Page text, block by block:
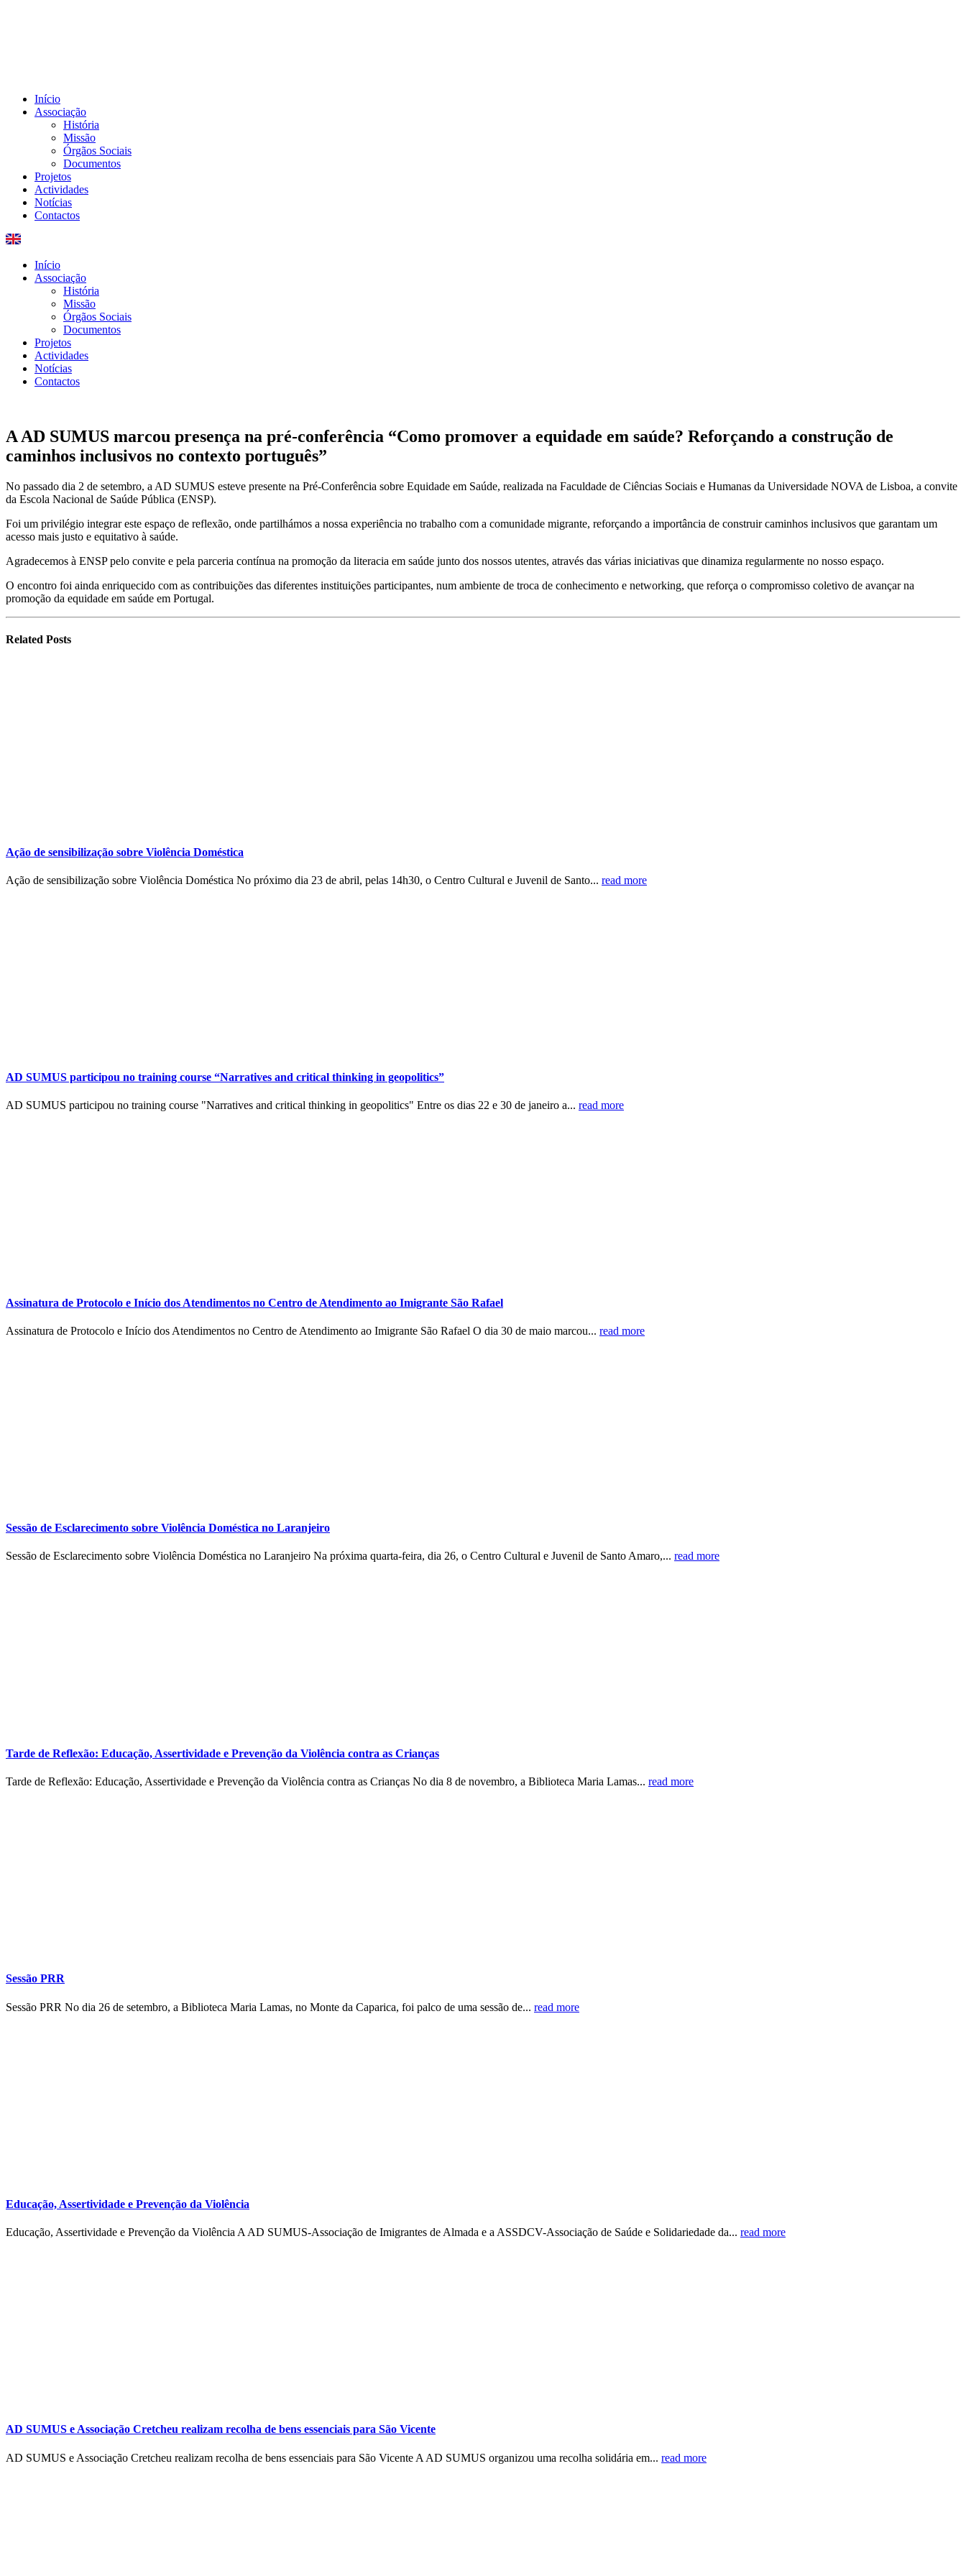
Início
Associação
História
Missão
Órgãos Sociais
Documentos
Projetos
Actividades
Notícias
Contactos
Início
Associação
História
Missão
Órgãos Sociais
Documentos
Projetos
Actividades
Notícias
Contactos
A AD SUMUS marcou presença na pré-conferência “Como promover a equidade em saúde? Reforçando a construção de
caminhos inclusivos no contexto português”
No passado dia 2 de setembro, a AD SUMUS esteve presente na Pré-Conferência sobre Equidade em Saúde, realizada na Faculdade de Ciências Sociais e Humanas da Universidade NOVA de Lisboa, a convite
da Escola Nacional de Saúde Pública (ENSP).
Foi um privilégio integrar este espaço de reflexão, onde partilhámos a nossa experiência no trabalho com a comunidade migrante, reforçando a importância de construir caminhos inclusivos que garantam um
acesso mais justo e equitativo à saúde.
Agradecemos à ENSP pelo convite e pela parceria contínua na promoção da literacia em saúde junto dos nossos utentes, através das várias iniciativas que dinamiza regularmente no nosso espaço.
O encontro foi ainda enriquecido com as contribuições das diferentes instituições participantes, num ambiente de troca de conhecimento e networking, que reforça o compromisso coletivo de avançar na
promoção da equidade em saúde em Portugal.
Related Posts
Ação de sensibilização sobre Violência Doméstica
Ação de sensibilização sobre Violência Doméstica No próximo dia 23 de abril, pelas 14h30, o Centro Cultural e Juvenil de Santo... read more
AD SUMUS participou no training course “Narratives and critical thinking in geopolitics”
AD SUMUS participou no training course "Narratives and critical thinking in geopolitics" Entre os dias 22 e 30 de janeiro a... read more
Assinatura de Protocolo e Início dos Atendimentos no Centro de Atendimento ao Imigrante São Rafael
Assinatura de Protocolo e Início dos Atendimentos no Centro de Atendimento ao Imigrante São Rafael O dia 30 de maio marcou... read more
Sessão de Esclarecimento sobre Violência Doméstica no Laranjeiro
Sessão de Esclarecimento sobre Violência Doméstica no Laranjeiro Na próxima quarta-feira, dia 26, o Centro Cultural e Juvenil de Santo Amaro,... read more
Tarde de Reflexão: Educação, Assertividade e Prevenção da Violência contra as Crianças
Tarde de Reflexão: Educação, Assertividade e Prevenção da Violência contra as Crianças No dia 8 de novembro, a Biblioteca Maria Lamas... read more
Sessão PRR
Sessão PRR No dia 26 de setembro, a Biblioteca Maria Lamas, no Monte da Caparica, foi palco de uma sessão de... read more
Educação, Assertividade e Prevenção da Violência
Educação, Assertividade e Prevenção da Violência A AD SUMUS-Associação de Imigrantes de Almada e a ASSDCV-Associação de Saúde e Solidariedade da... read more
AD SUMUS e Associação Cretcheu realizam recolha de bens essenciais para São Vicente
AD SUMUS e Associação Cretcheu realizam recolha de bens essenciais para São Vicente A AD SUMUS organizou uma recolha solidária em... read more